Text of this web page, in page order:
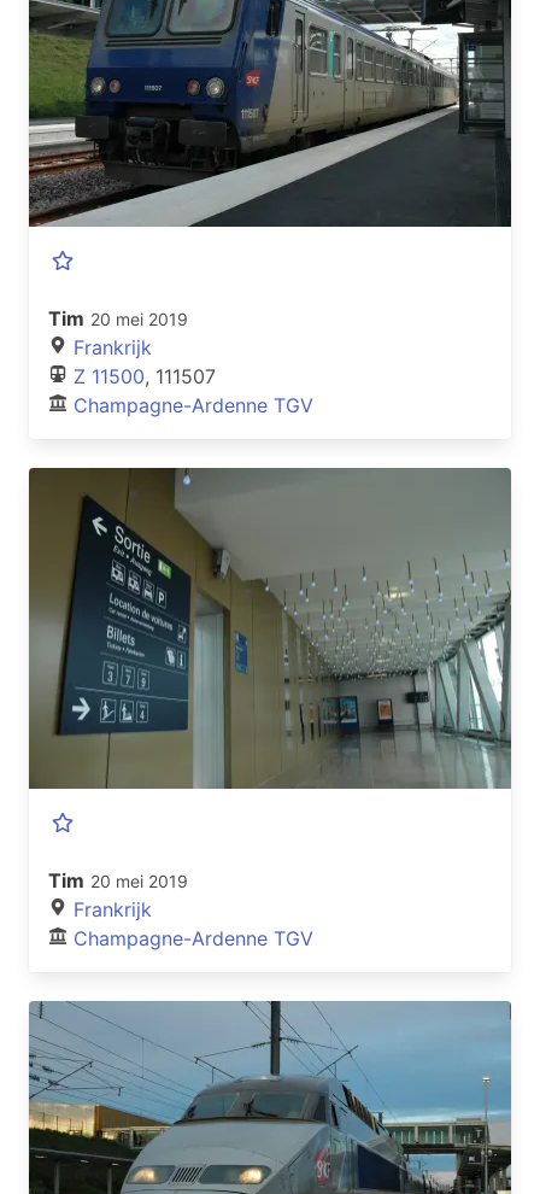
Tim 20 mei 2019
Frankrijk
Z 11500, 111507
Champagne-Ardenne TGV
Tim 20 mei 2019
Frankrijk
Champagne-Ardenne TGV